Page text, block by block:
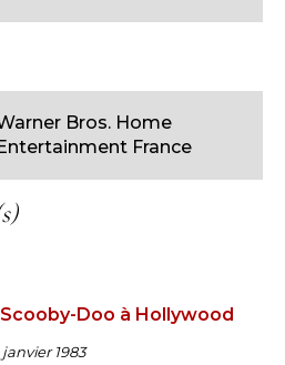
Bros. Home
France
Scooby-Doo à Hollywood
janvier 1983